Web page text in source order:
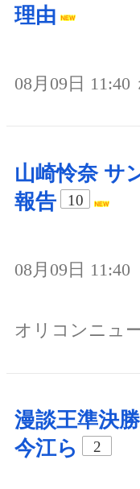
理由
08月09日 11:40
山崎怜奈 サ
報告
10
08月09日 11:40
オリコンニュ
漫談王準決
今江ら
2